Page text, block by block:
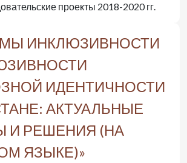
проекты 2018-2020 гг.
ИНКЛЮЗИВНОСТИ
ИДЕНТИЧНОСТИ
АКТУАЛЬНЫЕ
И РЕШЕНИЯ (НА
ЯЗЫКЕ)»